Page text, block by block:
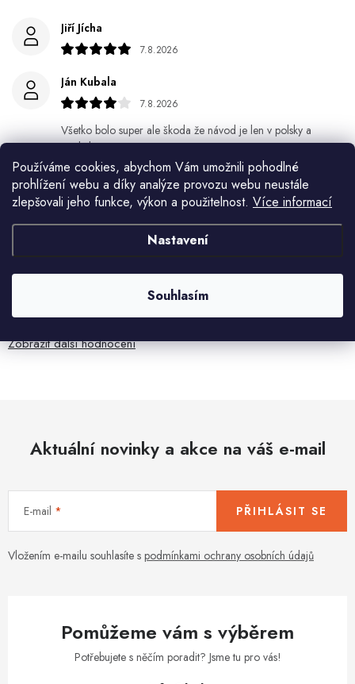
Používáme cookies, abychom Vám umožnili pohodlné
prohlížení webu a díky analýze provozu webu neustále
zlepšovali jeho funkce, výkon a použitelnost. Více informací
Nastavení
Souhlasím
Jiří Jícha
7.8.2026
Ján Kubala
7.8.2026
Všetko bolo super ale škoda že návod je len v polsky a
anglicky .
Gabriela Březinová Vágnerová
5.8.2026
Velmi rychlé odeslání. Spokojenost
5.8.2026
Je sice větší ale vypadá dobře
Zobrazit další hodnocení
Aktuální novinky a akce na váš e-mail
E-mail
Vložením e-mailu souhlasíte s podmínkami ochrany osobních údajů
PŘIHLÁSIT SE
Pomůžeme vám s výběrem
Potřebujete s něčím poradit? Jsme tu pro vás!